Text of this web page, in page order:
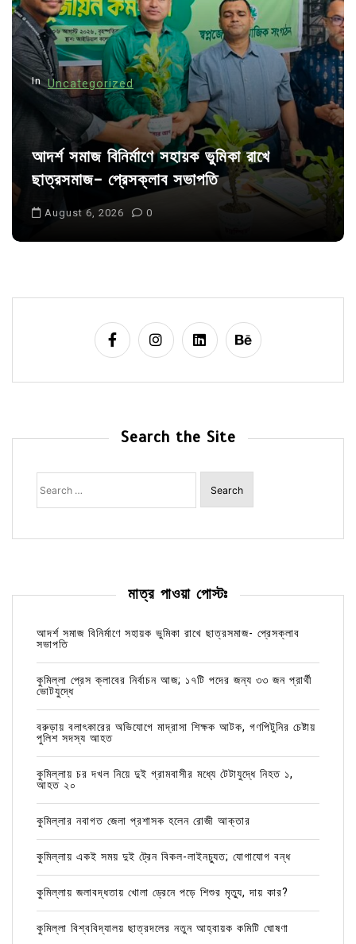
i
o
n
In Uncategorized
আদর্শ সমাজ বিনির্মাণে সহায়ক ভুমিকা রাখে
ছাত্রসমাজ- প্রেসক্লাব সভাপতি
August 6, 2026 0
Search the Site
Search
for:
মাত্র পাওয়া পোস্টঃ
আদর্শ সমাজ বিনির্মাণে সহায়ক ভুমিকা রাখে ছাত্রসমাজ- প্রেসক্লাব
সভাপতি
কুমিল্লা প্রেস ক্লাবের নির্বাচন আজ; ১৭টি পদের জন্য ৩৩ জন প্রার্থী
ভোটযুদ্ধে
বরুড়ায় বলাৎকারের অভিযোগে মাদ্রাসা শিক্ষক আটক, গণপিটুনির চেষ্টায়
পুলিশ সদস্য আহত
কুমিল্লায় চর দখল নিয়ে দুই গ্রামবাসীর মধ্যে টেটাযুদ্ধে নিহত ১,
আহত ২০
কুমিল্লার নবাগত জেলা প্রশাসক হলেন রোজী আক্তার
কুমিল্লায় একই সময় দুই ট্রেন বিকল-লাইনচ্যুত; যোগাযোগ বন্ধ
কুমিল্লায় জলাবদ্ধতায় খোলা ড্রেনে পড়ে শিশুর মৃত্যু, দায় কার?
কুমিল্লা বিশ্ববিদ্যালয় ছাত্রদলের নতুন আহ্বায়ক কমিটি ঘোষণা